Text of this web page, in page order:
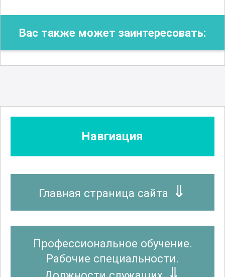
Вас также может заинтересовать:
Навгиация
Главная страница сайта
Профессиональное обучение.
Рабочие специальности.